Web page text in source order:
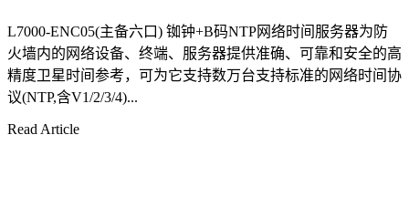
L7000-ENC05(主备六口) 铷钟+B码NTP网络时间服务器为防
火墙内的网络设备、终端、服务器提供准确、可靠和安全的高
精度卫星时间参考，可为它支持数万台支持标准的网络时间协
议(NTP,含V1/2/3/4)...
Read Article